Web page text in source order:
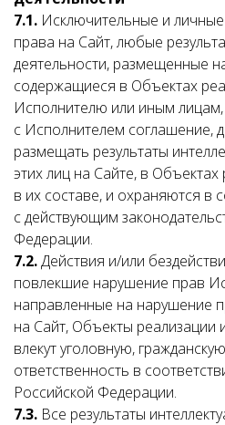
7.1. Исключительные и
права на Сайт, любые
деятельности, размещенные
содержащиеся в Объектах
Исполнителю или иным
с Исполнителем соглашение,
размещать результаты
этих лиц на Сайте, в Объектах
в их составе, и охраняются в
с действующим
Федерации.
7.2.Действия и/или
повлекшие нарушение прав
направленные на нарушение
на Сайт, Объекты реализации
влекут уголовную,
ответственность в
Российской Федерации.
7.3. Все результаты